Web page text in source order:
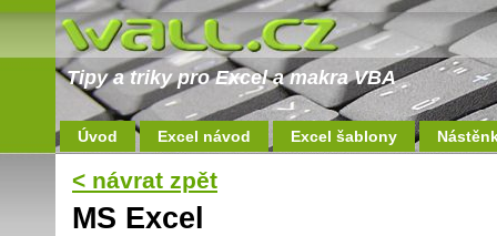
Tipy a triky pro Excel a makra VBA
Úvod Excel návod Excel šablony
< návrat zpět
MS Excel